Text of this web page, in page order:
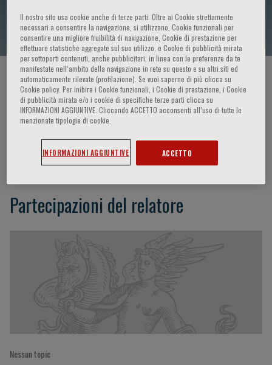
Francois Becmeur
HOME PAGE / CORSI ED EVENTI / RELATORE
Francois Becmeur
Partecipazioni del relatore
Nessun topic
Il nostro sito usa cookie anche di terze parti. Oltre ai Cookie strettamente
necessari a consentire la navigazione, si utilizzano, Cookie funzionali per
consentire una migliore fruibilità di navigazione, Cookie di prestazione per
effettuare statistiche aggregate sul suo utilizzo, e Cookie di pubblicità mirata
per sottoporti contenuti, anche pubblicitari, in linea con le preferenze da te
manifestate nell‘ambito della navigazione in rete su questo e su altri siti ed
automaticamente rilevate (profilazione). Se vuoi saperne di più clicca su
Cookie policy. Per inibire i Cookie funzionali, i Cookie di prestazione, i Cookie
di pubblicità mirata e/o i cookie di specifiche terze parti clicca su
INFORMAZIONI AGGIUNTIVE. Cliccando ACCETTO acconsenti all’uso di tutte le
menzionate tipologie di cookie.
INFORMAZIONI AGGIUNTIVE ACCETTO